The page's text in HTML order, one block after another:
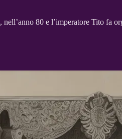
nell’anno 80 e l’imperatore Tito fa